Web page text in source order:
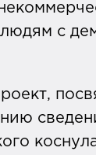
с